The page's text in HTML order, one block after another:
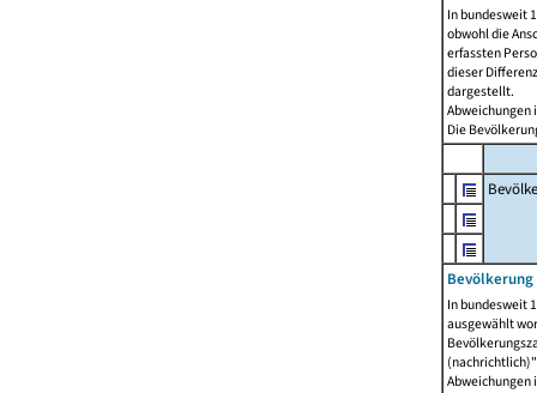
In bundesweit
obwohl die
erfassten
dieser
dargestellt.
Abweichungen
Die
In bundesweit
ausgewählt
Abweichungen